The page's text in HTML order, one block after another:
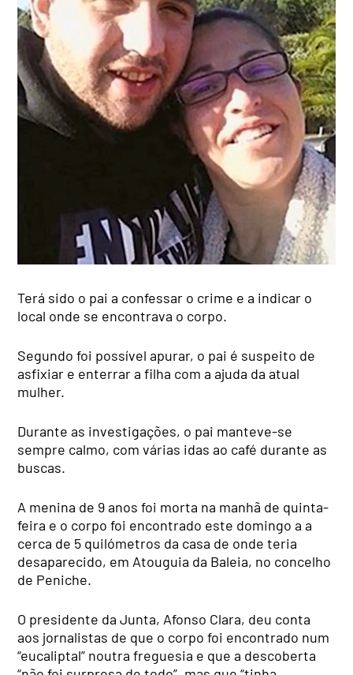
Terá sido o pai a confessar o crime e a indicar o
local onde se encontrava o corpo.
Segundo foi possível apurar, o pai é suspeito de
asfixiar e enterrar a filha com a ajuda da atual
mulher.
Durante as investigações, o pai manteve-se
sempre calmo, com várias idas ao café durante as
buscas.
A menina de 9 anos foi morta na manhã de quinta-
feira e o corpo foi encontrado este domingo a a
cerca de 5 quilómetros da casa de onde teria
desaparecido, em Atouguia da Baleia, no concelho
de Peniche.
O presidente da Junta, Afonso Clara, deu conta
aos jornalistas de que o corpo foi encontrado num
“eucaliptal” noutra freguesia e que a descoberta